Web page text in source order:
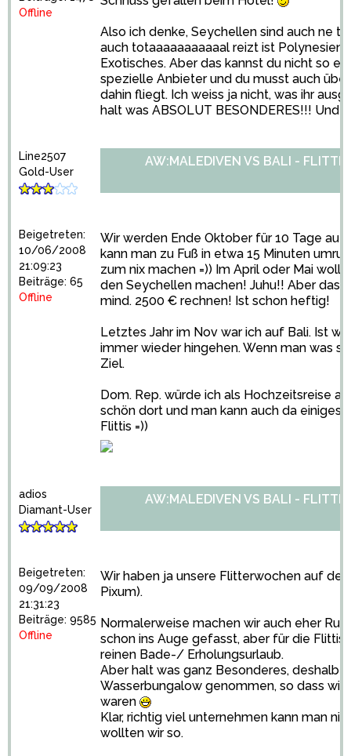
Offline
Also ich denke, Seychellen sind auch ne
auch totaaaaaaaaaaal reizt ist Polynesien.
Exotisches. Aber das kannst du nicht so
spezielle Anbieter und du musst auch
dahin fliegt. Ich weiss ja nicht, was ihr
halt was ABSOLUT BESONDERES!!! Und
Line2507
Gold-User
Beigetreten:
10/06/2008
21:09:23
Beiträge: 65
Offline
AW:MALEDIVEN VS BALI -
Wir werden Ende Oktober für 10 Tage
kann man zu Fuß in etwa 15 Minuten
zum nix machen =)) Im April oder Mai
den Seychellen machen! Juhu!! Aber das
mind. 2500 € rechnen! Ist schon heftig!
Letztes Jahr im Nov war ich auf Bali. Ist
immer wieder hingehen. Wenn man was
Ziel.
Dom. Rep. würde ich als Hochzeitsreise
schön dort und man kann auch da einiges
Flittis =))
adios
Diamant-User
Beigetreten:
09/09/2008
21:31:23
Beiträge: 9585
Offline
AW:MALEDIVEN VS BALI -
Wir haben ja unsere Flitterwochen auf
Pixum).
Normalerweise machen wir auch eher
schon ins Auge gefasst, aber für die
reinen Bade-/ Erholungsurlaub.
Aber halt was ganz Besonderes, deshalb
Wasserbungalow genommen, so dass
waren
Klar, richtig viel unternehmen kann man
wollten wir so.